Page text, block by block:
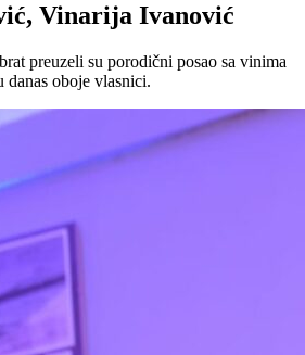
Vinarija Ivanović
preuzeli su porodični posao sa vinima
danas oboje vlasnici.